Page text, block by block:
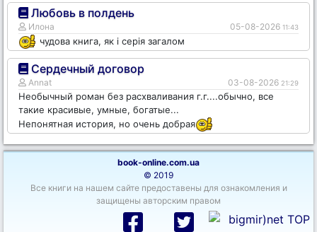
Любовь в полдень
Илона 05-08-2026 11:43
чудова книга, як і серія загалом
Сердечный договор
Annat 03-08-2026 21:29
Необычный роман без расхваливания г.г....обычно, все
такие красивые, умные, богатые...
Непонятная история, но очень добрая
book-online.com.ua
© 2019
Все книги на нашем сайте предоставены для ознакомления и
защищены авторским правом